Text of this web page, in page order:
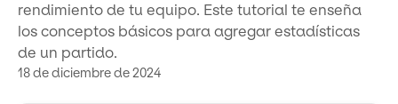
rendimiento de tu equipo. Este tutorial te enseña
los conceptos básicos para agregar estadísticas
de un partido.
18 de diciembre de 2024